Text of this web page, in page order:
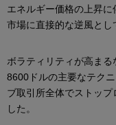
エネルギー価格の上昇
市場に直接的な逆風とし
ボラティリティが高ま
8600ドルの主要なテク
ブ取引所全体でストッ
した。